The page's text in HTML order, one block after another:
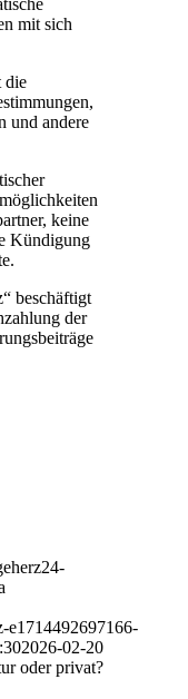
mit sich
die
und andere
keine
Kündigung
beschäftigt
der
e1714492697166-
2026-02-20
oder privat?